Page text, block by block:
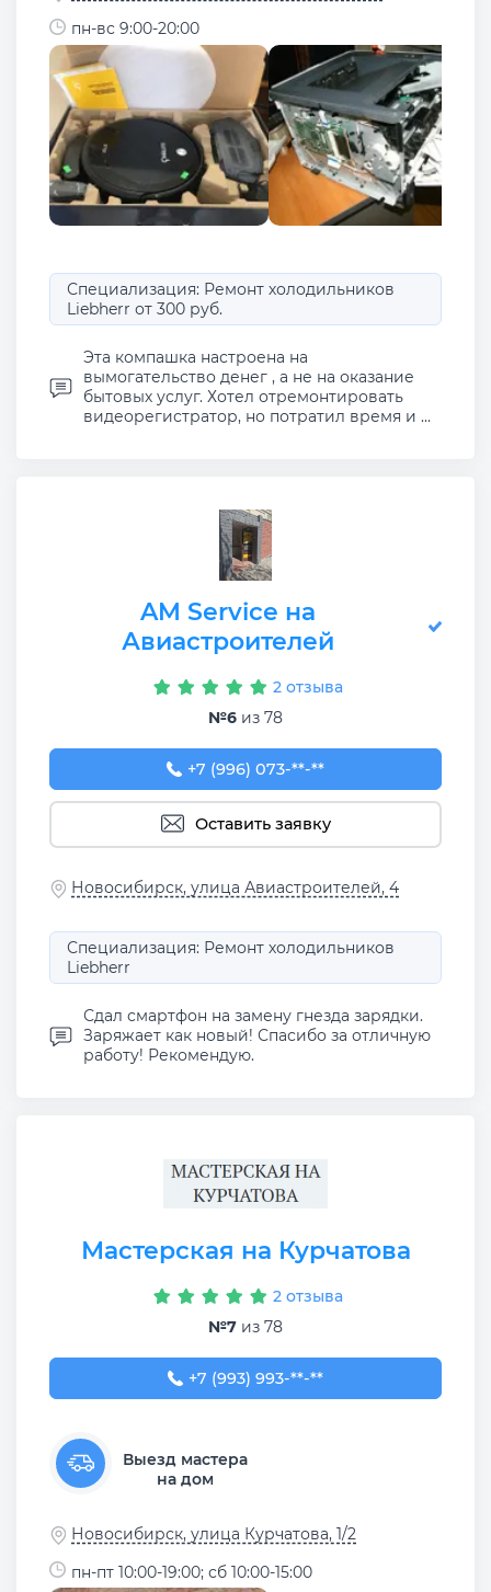
пн-вс 9:00-20:00
Специализация: Ремонт холодильников
Liebherr от 300 руб.
Эта компашка настроена на
вымогательство денег , а не на оказание
бытовых услуг. Хотел отремонтировать
видеорегистратор, но потратил время и ...
AM Service на
Авиастроителей
2 отзыва
№6 из 78
+7 (996) 073-00-25
+7 (996) 073-**-**
Оставить заявку
Новосибирск, улица Авиастроителей, 4
Специализация: Ремонт холодильников
Liebherr
Сдал смартфон на замену гнезда зарядки.
Заряжает как новый! Спасибо за отличную
работу! Рекомендую.
Мастерская на Курчатова
2 отзыва
№7 из 78
+7 (993) 993-54-53
+7 (993) 993-**-**
Выезд мастера
на дом
Новосибирск, улица Курчатова, 1/2
пн-пт 10:00-19:00; сб 10:00-15:00